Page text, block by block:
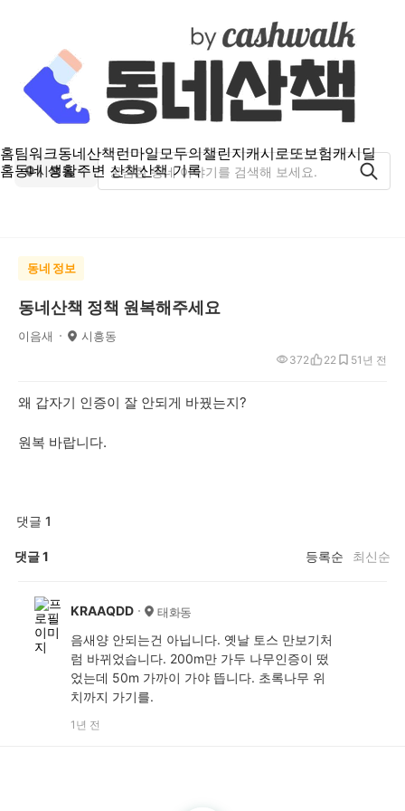
홈팀워크동네산책런마일모두의챌린지캐시로또보험캐시딜
홈동네 생활주변 산책산책 기록
시흥동
동네 정보
동네산책 정책 원복해주세요
이음새 시흥동
1년 전
372 22 5
왜 갑자기 인증이 잘 안되게 바꿨는지?
원복 바랍니다.
댓글 1
댓글1 등록순 최신순
KRAAQDD 태화동
음새양 안되는건 아닙니다. 옛날 토스 만보기처
럼 바뀌었습니다. 200m만 가두 나무인증이 떴
었는데 50m 가까이 가야 뜹니다. 초록나무 위
치까지 가기를.
1년 전